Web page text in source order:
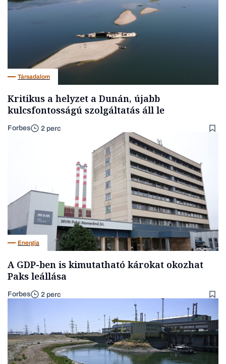
Társadalom
Kritikus a helyzet a Dunán, újabb
kulcsfontosságú szolgáltatás áll le
Forbes 2 perc
Energia
A GDP-ben is kimutatható károkat okozhat
Paks leállása
Forbes 2 perc